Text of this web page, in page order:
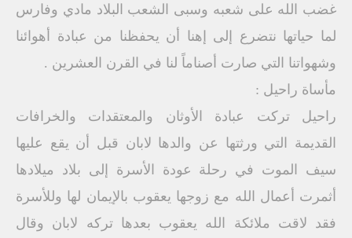
غضب الله على شعبه وسبى الشعب البلاد مادي وفارس
لما حياتها نتضرع إلى إهنا أن يحفظنا من عبادة أهوائنا
وشهواتنا التي صارت أصناماً لنا في القرن العشرين .
مأساة راحيل :
راحيل تركت عبادة الأوثان والمعتقدات والخرافات
القديمة التي ورثتها عن والدها لابان قبل أن يقع عليها
سيف الموت في رحلة عودة الأسرة إلى بلاد ميلادها
أثمرت أعمال الله مع زوجها يعقوب بالإيمان لها وللأسرة
فقد لاقت ملائكة الله يعقوب بعدها تركه لابان وقال